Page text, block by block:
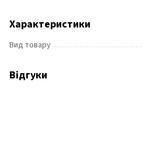
Характеристики
Вид товару
Відгуки